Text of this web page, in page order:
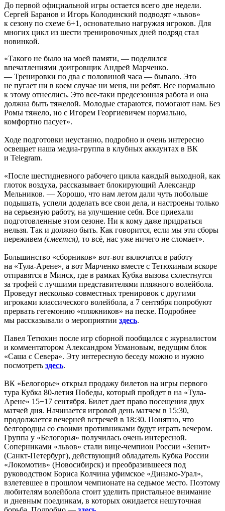
До первой официальной игры остается всего две недели.
Сергей Баранов и Игорь Колодинский подводят «львов»
к сезону по схеме 6+1, основательно нагружая игроков. Для
многих цикл из шести тренировочных дней подряд стал
новинкой.
«Такого не было на моей памяти, — поделился
впечатлениями доигровщик Андрей Марченко.
— Тренировки по два с половиной часа — бывало. Это
не пугает ни в коем случае ни меня, ни ребят. Все нормально
к этому отнеслись. Это все-таки предсезонная работа и она
должна быть тяжелой. Молодые стараются, помогают нам. Без
Ромы тяжело, но с Игорем Георгиевичем нормально,
комфортно пасует».
Ходе подготовки неустанно, подробно и очень интересно
освещает наша медиа-группа в клубных аккаунтах в ВК
и Telegram.
«После шестидневного рабочего цикла каждый выходной, как
глоток воздуха, рассказывает блокирующий Александр
Мельников. — Хорошо, что нам летом дали чуть побольше
подышать, успели доделать все свои дела, и настроены только
на серьезную работу, на улучшение себя. Все приехали
подготовленные этом сезоне. Ни к кому даже придраться
нельзя. Так и должно быть. Как говорится, если мы эти сборы
переживем (смеется), то всё, нас уже ничего не сломает».
Большинство «сборников» вот-вот включатся в работу
на «Тула-Арене», а вот Марченко вместе с Тетюхиным вскоре
отправятся в Минск, где в рамках Кубка вызова схлестнутся
за трофей с лучшими представителями пляжного волейбола.
Проведут несколько совместных тренировок с другими
игроками классического волейбола, а 7 сентября попробуют
прервать гегемонию «пляжников» на песке. Подробнее
мы рассказывали о мероприятии здесь.
Павел Тетюхин после игр сборной пообщался с журналистом
и комментатором Александром Усмановым, ведущим блок
«Саша с Севера». Эту интересную беседу можно и нужно
посмотреть здесь.
ВК «Белогорье» открыл продажу билетов на игры первого
тура Кубка 80-летия Победы, который пройдет в на «Тула-
Арене» 15−17 сентября. Билет дает право посещения двух
матчей дня. Начинается игровой день матчем в 15:30,
продолжается вечерней встречей в 18:30. Понятно, что
белгородцы со своими противниками будут играть вечером.
Группа у «Белогорья» получилась очень интересной.
Соперниками «львов» стали вице-чемпион России «Зенит»
(Санкт-Петербург), действующий обладатель Кубка России
«Локомотив» (Новосибирск) и преобразившееся под
руководством Бориса Колчина уфимское «Динамо-Урал»,
взлетевшее в прошлом чемпионате на седьмое место. Поэтому
любителям волейбола стоит уделить пристальное внимание
и дневным поединкам, в которых ожидается нешуточная